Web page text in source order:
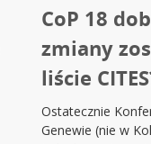
CoP 18
zmiany
liście
Ostatecznie
Genewie (nie w